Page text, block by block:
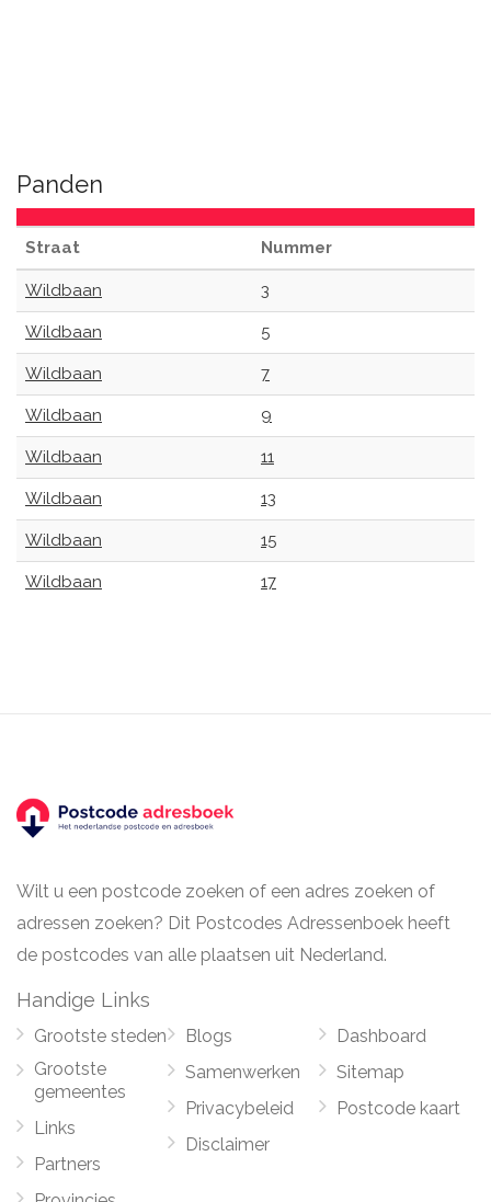
Panden
Straat Nummer
Wildbaan 3
Wildbaan 5
Wildbaan 7
Wildbaan 9
Wildbaan 11
Wildbaan 13
Wildbaan 15
Wildbaan 17
Wilt u een postcode zoeken of een adres zoeken of
adressen zoeken? Dit Postcodes Adressenboek heeft
de postcodes van alle plaatsen uit Nederland.
Handige Links
Grootste steden
Grootste
gemeentes
Links
Partners
Blogs
Samenwerken
Privacybeleid
Disclaimer
Dashboard
Sitemap
Postcode kaart